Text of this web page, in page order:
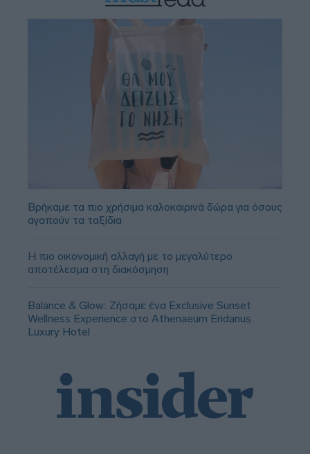
Βρήκαμε τα πιο χρήσιμα καλοκαιρινά δώρα για όσους
αγαπούν τα ταξίδια
Η πιο οικονομική αλλαγή με το μεγαλύτερο
αποτέλεσμα στη διακόσμηση
Balance & Glow: Ζήσαμε ένα Exclusive Sunset
Wellness Experience στο Athenaeum Eridanus
Luxury Hotel